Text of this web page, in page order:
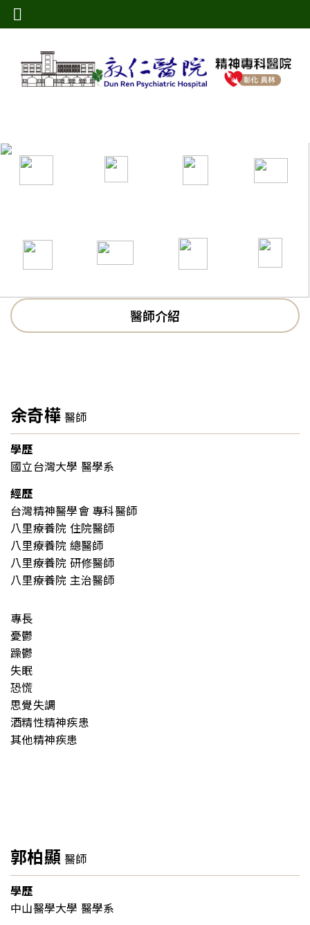
醫師介紹
余奇樺 醫師
學歷
國立台灣大學 醫學系
經歷
台灣精神醫學會 專科醫師
八里療養院 住院醫師
八里療養院 總醫師
八里療養院 研修醫師
八里療養院 主治醫師
專長
憂鬱
躁鬱
失眠
恐慌
思覺失調
酒精性精神疾患
其他精神疾患
郭柏顯 醫師
學歷
中山醫學大學 醫學系